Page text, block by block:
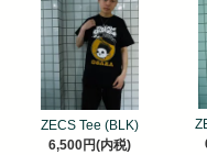
ZECS Tee (BLK)
6,500円(内税)